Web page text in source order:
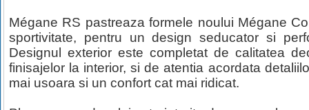
Mégane RS pastreaza formele noului Mégane
sportivitate, pentru un design seducator si
Designul exterior este completat de calitatea
finisajelor la interior, si de atentia acordata
mai usoara si un confort cat mai ridicat.